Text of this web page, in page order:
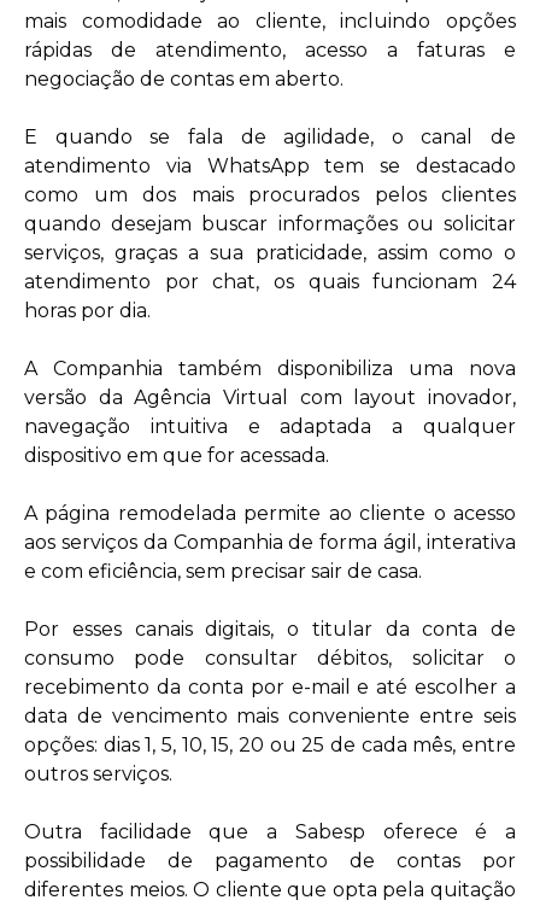
mais comodidade ao cliente, incluindo opções
rápidas de atendimento, acesso a faturas e
negociação de contas em aberto.
E quando se fala de agilidade, o canal de
atendimento via WhatsApp tem se destacado
como um dos mais procurados pelos clientes
quando desejam buscar informações ou solicitar
serviços, graças a sua praticidade, assim como o
atendimento por chat, os quais funcionam 24
horas por dia.
A Companhia também disponibiliza uma nova
versão da Agência Virtual com layout inovador,
navegação intuitiva e adaptada a qualquer
dispositivo em que for acessada.
A página remodelada permite ao cliente o acesso
aos serviços da Companhia de forma ágil, interativa
e com eficiência, sem precisar sair de casa.
Por esses canais digitais, o titular da conta de
consumo pode consultar débitos, solicitar o
recebimento da conta por e-mail e até escolher a
data de vencimento mais conveniente entre seis
opções: dias 1, 5, 10, 15, 20 ou 25 de cada mês, entre
outros serviços.
Outra facilidade que a Sabesp oferece é a
possibilidade de pagamento de contas por
diferentes meios. O cliente que opta pela quitação